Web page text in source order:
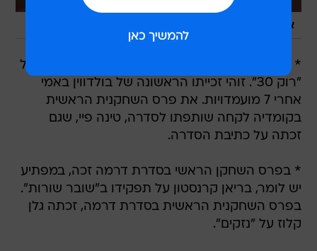
אלק בולדווין
* בפרס לשחקן ראשי בקומדיה זכה אלק בולדווין על
"רוק 30". זוהי זכייתו הראשונה של בולדווין באמי
אחרי 7 מועמדויות. את פרס השחקנית הראשית
בקומדיה לקחה שותפתו לסדרה, טינה פיי, שגם
זכתה על כתיבת הסדרה.
* בפרס השחקן הראשי בסדרת דרמה זכה, במפתיע
יש לומר, בריאן קרנסטון על תפקידו ב"שובר שורות".
בפרס השחקנית הראשית בסדרת דרמה, זכתה גלן
קלוז על "נזקים".